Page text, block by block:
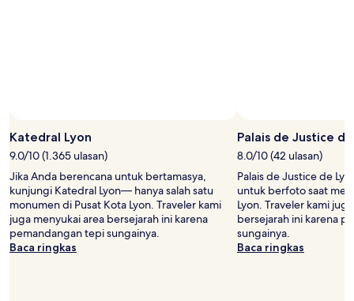
Katedral Lyon
9.0/10 (1.365 ulasan)
Jika Anda berencana untuk bertamasya,
kunjungi Katedral Lyon— hanya salah satu
monumen di Pusat Kota Lyon. Traveler kami
juga menyukai area bersejarah ini karena
pemandangan tepi sungainya.
Baca ringkas
Palais de Justice
8.0/10 (42 ulasan)
Palais de Justice de
untuk berfoto saat
Lyon. Traveler kami
bersejarah ini karena
sungainya.
Baca ringkas